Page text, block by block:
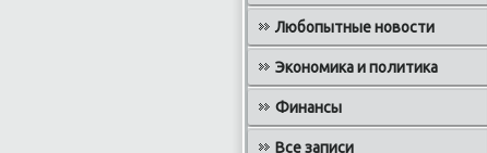
Любопытные новости
Экономика и политика
Финансы
Все записи